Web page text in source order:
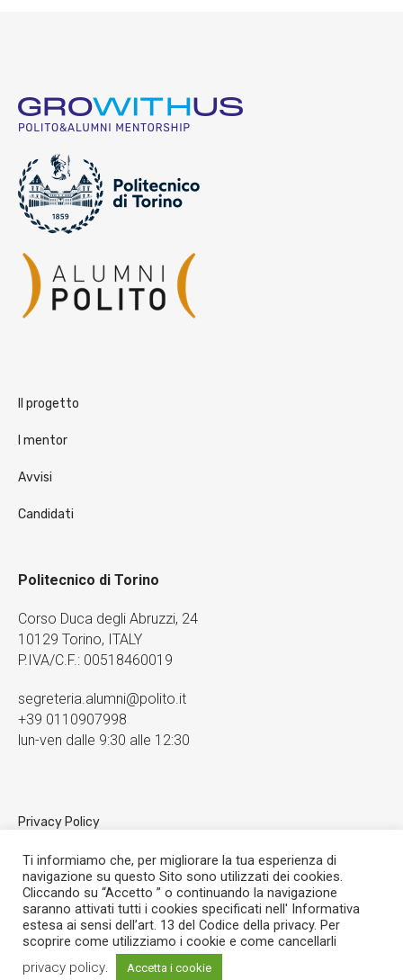
Il progetto
I mentor
Avvisi
Candidati
Politecnico di Torino
Corso Duca degli Abruzzi, 24
10129 Torino, ITALY
P.IVA/C.F.: 00518460019
segreteria.alumni@polito.it
+39 0110907998
lun-ven dalle 9:30 alle 12:30
Privacy Policy
Cookies
Grow with us © 2021 / All Rights Reserved
Ti informiamo che, per migliorare la tua esperienza di
navigazione su questo Sito sono utilizzati dei cookies.
Cliccando su “Accetto ” o continuando la navigazione
saranno attivati tutti i cookies specificati nell' Informativa
estesa ai sensi dell’art. 13 del Codice della privacy. Per
scoprire come utilizziamo i cookie e come cancellarli
privacy policy. Accetta i cookie